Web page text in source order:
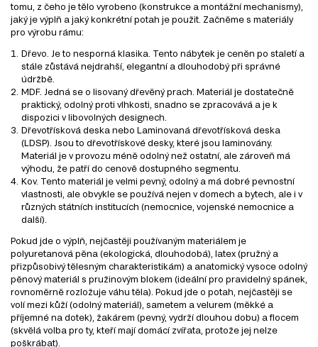
tomu, z čeho je tělo vyrobeno (konstrukce a montážní mechanismy),
jaký je výplň a jaký konkrétní potah je použit. Začněme s materiály
pro výrobu rámu:
Dřevo. Je to nesporná klasika. Tento nábytek je ceněn po staletí a
stále zůstává nejdrahší, elegantní a dlouhodobý při správné
údržbě.
MDF. Jedná se o lisovaný dřevěný prach. Materiál je dostatečně
praktický, odolný proti vlhkosti, snadno se zpracovává a je k
dispozici v libovolných designech.
Dřevotřísková deska nebo Laminovaná dřevotřísková deska
(LDSP). Jsou to dřevotřískové desky, které jsou laminovány.
Materiál je v provozu méně odolný než ostatní, ale zároveň má
výhodu, že patří do cenově dostupného segmentu.
Kov. Tento materiál je velmi pevný, odolný a má dobré pevnostní
vlastnosti, ale obvykle se používá nejen v domech a bytech, ale i v
různých státních institucích (nemocnice, vojenské nemocnice a
další).
Pokud jde o výplň, nejčastěji používaným materiálem je
polyuretanová pěna (ekologická, dlouhodobá), latex (pružný a
přizpůsobivý tělesným charakteristikám) a anatomický vysoce odolný
pěnový materiál s pružinovým blokem (ideální pro pravidelný spánek,
rovnoměrně rozložuje váhu těla). Pokud jde o potah, nejčastěji se
volí mezi kůží (odolný materiál), sametem a velurem (měkké a
příjemné na dotek), žakárem (pevný, vydrží dlouhou dobu) a flocem
(skvělá volba pro ty, kteří mají domácí zvířata, protože jej nelze
poškrábat).